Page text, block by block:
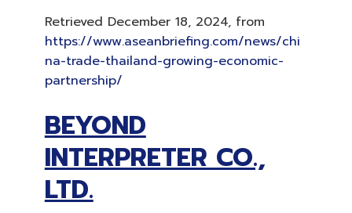
Retrieved December 18, 2024, from
https://www.aseanbriefing.com/news/chi
na-trade-thailand-growing-economic-
partnership/
BEYOND
INTERPRETER CO.,
LTD.